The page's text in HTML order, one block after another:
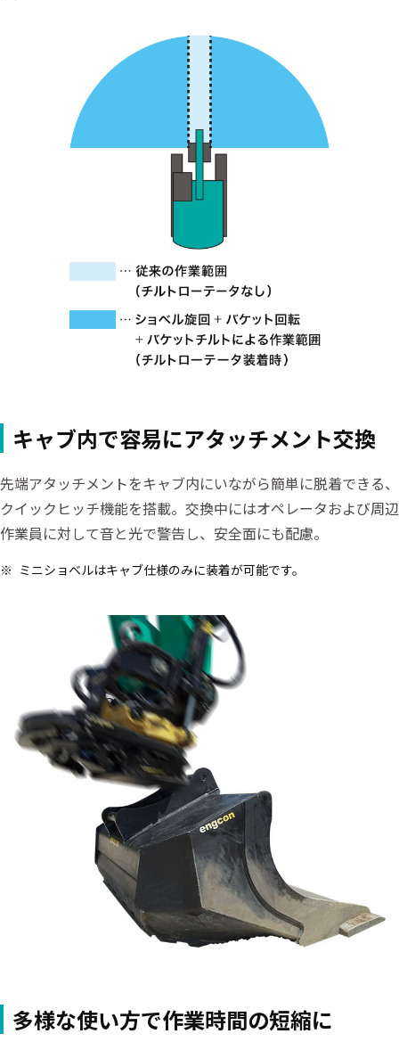
キャブ内で容易にアタッチメント交換
先端アタッチメントをキャブ内にいながら簡単に脱着できる、
クイックヒッチ機能を搭載。交換中にはオペレータおよび周辺
作業員に対して音と光で警告し、安全面にも配慮。
ミニショベルはキャブ仕様のみに装着が可能です。
多様な使い方で作業時間の短縮に